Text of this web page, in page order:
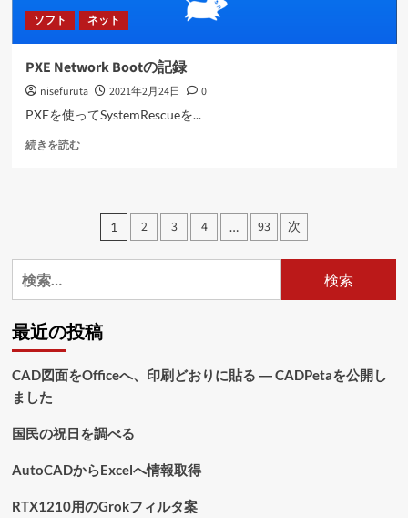
て
に
読
む
ソフト ネット
PXE Network Bootの記録
nisefuruta 2021年2月24日
0
PXEを使ってSystemRescueを...
続きを読むPXE
つ
て
ら
読
む
投
稿
ペ
ー
ジ
り
1 2 3 4 … 93 次
検
索:
最近の投稿
CAD図面をOfficeへ、印刷どおりに貼る ― CADPetaを公開し
ました
国民の祝日を調べる
AutoCADからExcelへ情報取得
RTX1210用のGrokフィルタ案